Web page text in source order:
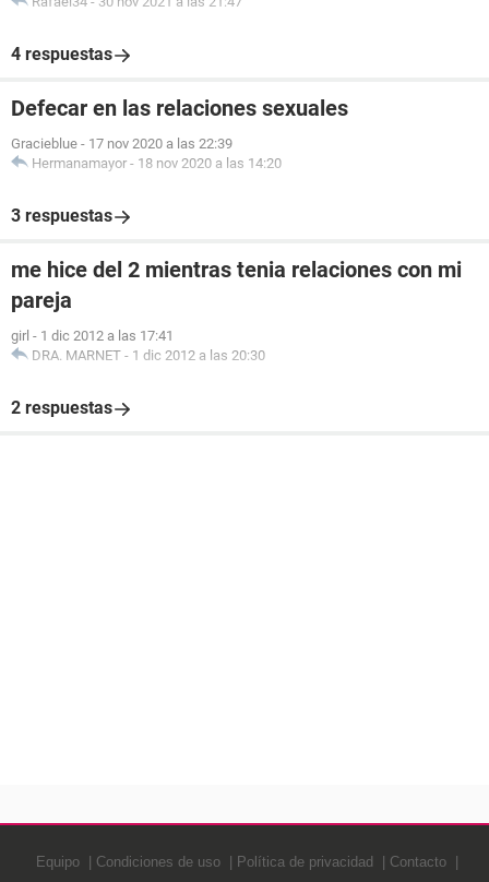
4 respuestas
Defecar en las relaciones sexuales
Gracieblue - 17 nov 2020 a las 22:39
Hermanamayor - 18 nov 2020 a las 14:20
3 respuestas
me hice del 2 mientras tenia relaciones con mi
pareja
girl - 1 dic 2012 a las 17:41
DRA. MARNET - 1 dic 2012 a las 20:30
2 respuestas
Equipo Condiciones de uso Política de privacidad Contacto